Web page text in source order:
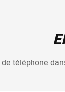
téléphone